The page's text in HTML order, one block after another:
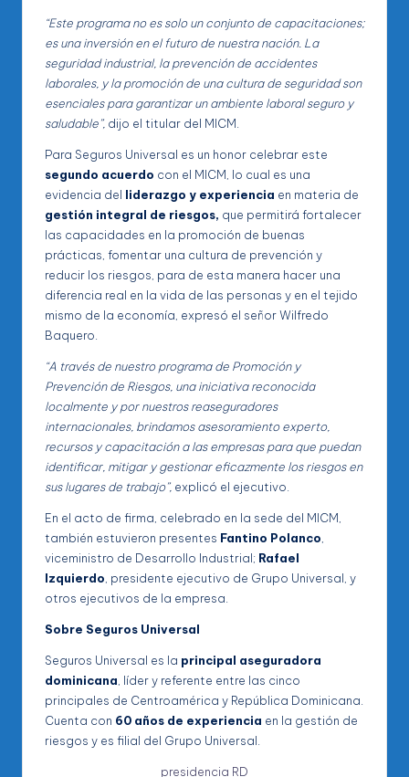
“Este programa no es solo un conjunto de capacitaciones;
es una inversión en el futuro de nuestra nación. La
seguridad industrial, la prevención de accidentes
laborales, y la promoción de una cultura de seguridad son
esenciales para garantizar un ambiente laboral seguro y
saludable”, dijo el titular del MICM.
Para Seguros Universal es un honor celebrar este
segundo acuerdo con el MICM, lo cual es una
evidencia del liderazgo y experiencia en materia de
gestión integral de riesgos, que permitirá fortalecer
las capacidades en la promoción de buenas
prácticas, fomentar una cultura de prevención y
reducir los riesgos, para de esta manera hacer una
diferencia real en la vida de las personas y en el tejido
mismo de la economía, expresó el señor Wilfredo
Baquero.
“A través de nuestro programa de Promoción y
Prevención de Riesgos, una iniciativa reconocida
localmente y por nuestros reaseguradores
internacionales, brindamos asesoramiento experto,
recursos y capacitación a las empresas para que puedan
identificar, mitigar y gestionar eficazmente los riesgos en
sus lugares de trabajo”, explicó el ejecutivo.
En el acto de firma, celebrado en la sede del MICM,
también estuvieron presentes Fantino Polanco,
viceministro de Desarrollo Industrial; Rafael
Izquierdo, presidente ejecutivo de Grupo Universal, y
otros ejecutivos de la empresa.
Sobre Seguros Universal
Seguros Universal es la principal aseguradora
dominicana, líder y referente entre las cinco
principales de Centroamérica y República Dominicana.
Cuenta con 60 años de experiencia en la gestión de
riesgos y es filial del Grupo Universal.
presidencia RD